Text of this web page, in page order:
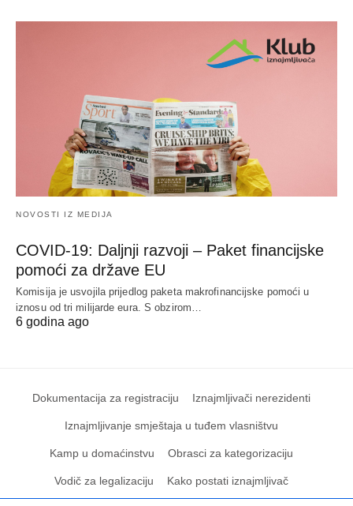
NOVOSTI IZ MEDIJA
COVID-19: Daljnji razvoji – Paket financijske
pomoći za države EU
Komisija je usvojila prijedlog paketa makrofinancijske pomoći u
iznosu od tri milijarde eura. S obzirom…
6 godina ago
Dokumentacija za registraciju Iznajmljivači nerezidenti
Iznajmljivanje smještaja u tuđem vlasništvu
Kamp u domaćinstvu Obrasci za kategorizaciju
Vodič za legalizaciju Kako postati iznajmljivač